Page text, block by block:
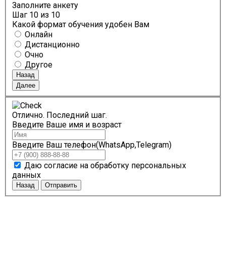
Заполните анкету
Шаг 10 из 10
Какой формат обучения удобен Вам
Онлайн
Дистанционно
Очно
Другое
Назад
Далее
Отлично. Последний шаг.
Введите Ваше имя и возраст
Введите Ваш телефон(WhatsApp,Telegram)
Даю согласие на обработку персональных
данных
Назад Отправить